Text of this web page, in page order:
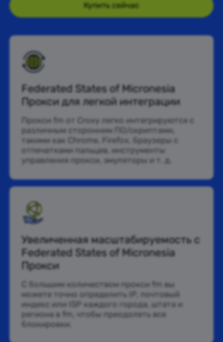
Купить сейчас
Federated States of Micronesia
Прокси для легкой интеграции
Прокси fm от Croxy легко интегрируются с
различным сторонним ПО/скриптами,
такими как Chrome, Firefox, браузеры с
отпечатками пальцев, инструменты
управления прокси, эмуляторы и т. д.
Увеличенная масштабируемость с
Federated States of Micronesia
Прокси
С большим количеством прокси fm вы
можете точно определить IP, почтовый
индекс или ISP каждого города, штата и
региона в fm, чтобы преодолеть все
блокировки.